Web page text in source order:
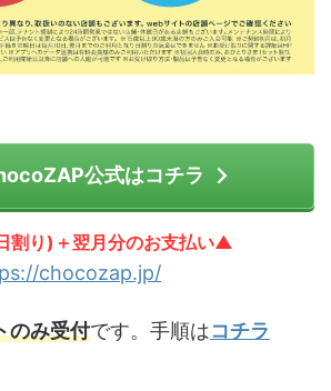
公式はコチラ
割り)＋翌月分のお支払い▲
chocozap.jp/
のみ受付です。手順はコチラ